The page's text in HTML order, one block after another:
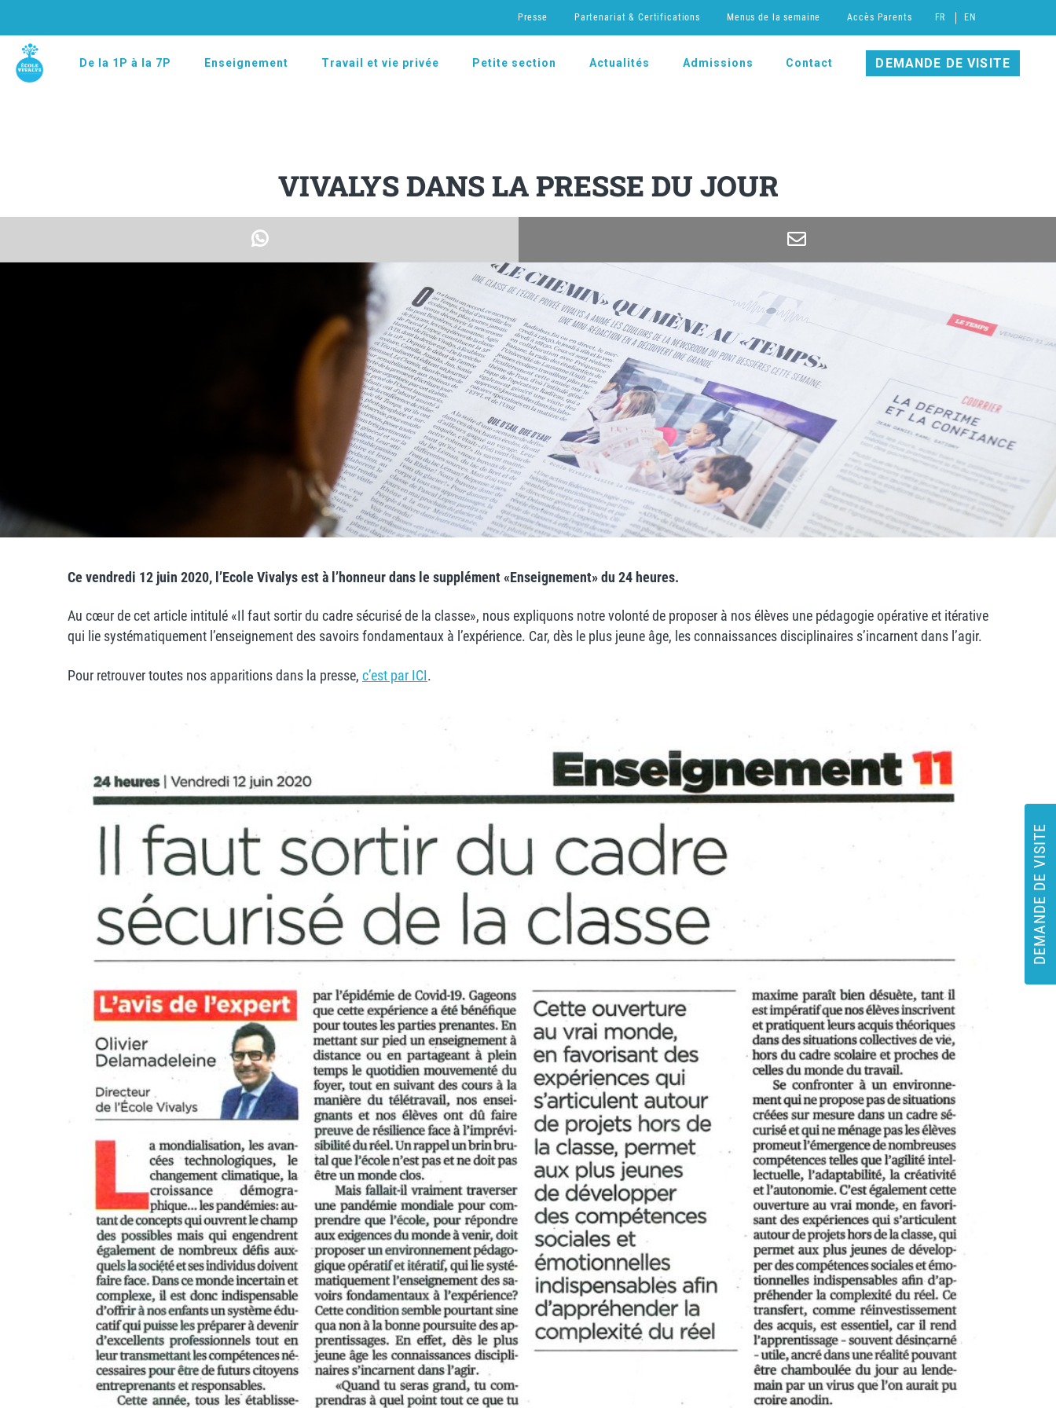
DEMANDE DE VISITE
Presse Partenariat & Certifications Menus de la semaine Accès Parents FR EN
De la 1P à la 7P Enseignement Travail et vie privée Petite section Actualités Admissions Contact DEMANDE DE VISITE
VIVALYS DANS LA PRESSE DU JOUR
Ce vendredi 12 juin 2020, l’Ecole Vivalys est à l’honneur dans le supplément «Enseignement» du 24 heures.
Au cœur de cet article intitulé «Il faut sortir du cadre sécurisé de la classe», nous expliquons notre volonté de proposer à nos élèves une pédagogie opérative et itérative
qui lie systématiquement l’enseignement des savoirs fondamentaux à l’expérience. Car, dès le plus jeune âge, les connaissances disciplinaires s’incarnent dans l’agir.
Pour retrouver toutes nos apparitions dans la presse, c’est par ICI.